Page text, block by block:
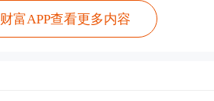
市场份额；稳定币市场
币的主要交易领域正
富APP查看更多内容